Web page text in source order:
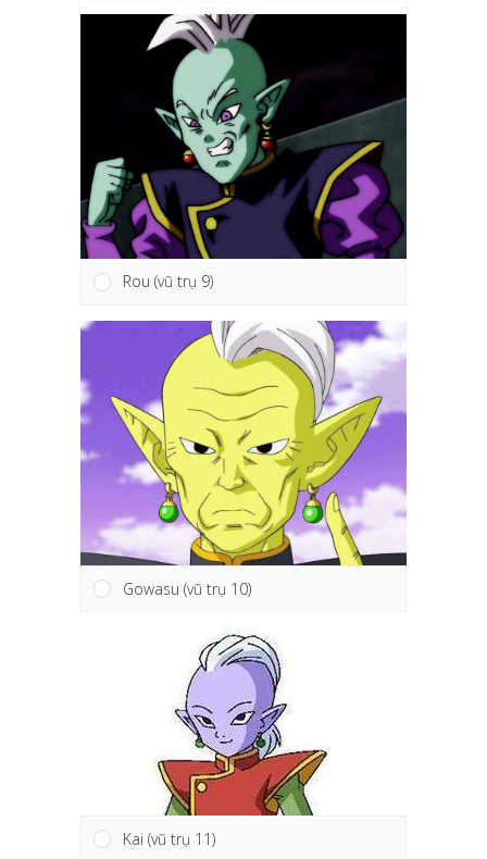
Rou (vũ trụ 9)
Gowasu (vũ trụ 10)
Kai (vũ trụ 11)